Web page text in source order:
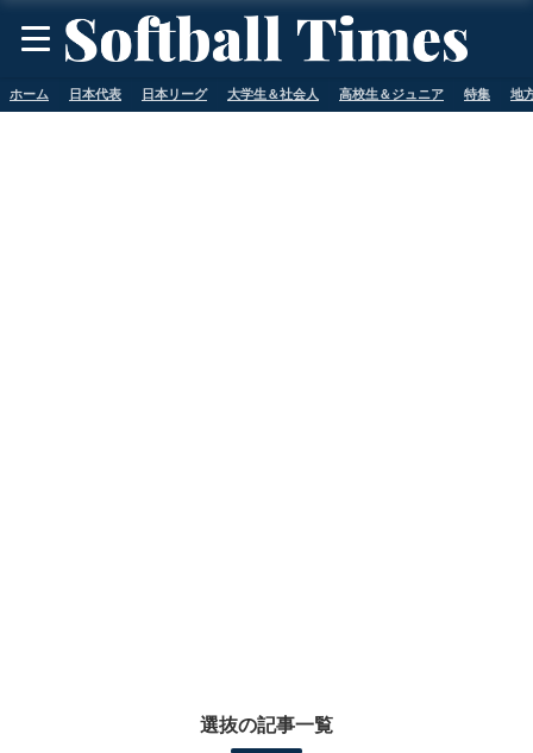
ホーム 日本代表 日本リーグ 大学生＆社会人 高校生＆ジュニア 特集 地
選抜の記事一覧